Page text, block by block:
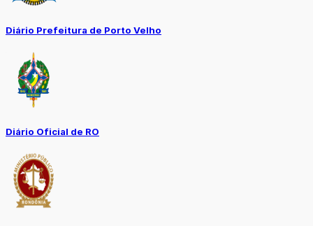
Diário Prefeitura de Porto Velho
Diário Oficial de RO